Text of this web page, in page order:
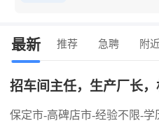
最新 推荐 急聘 附
招车间主任，生产厂长
保定市-高碑店市-经验不限-学